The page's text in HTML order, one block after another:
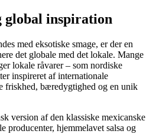
global inspiration
med eksotiske smage, er der en
det globale med det lokale. Mange
lokale råvarer – som nordiske
inspireret af internationale
friskhed, bæredygtighed og en unik
version af den klassiske mexicanske
producenter, hjemmelavet salsa og